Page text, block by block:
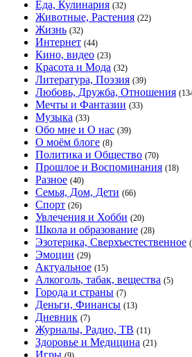
Еда, Кулинария (32)
Животные, Растения (22)
Жизнь (32)
Интернет (44)
Кино, видео (23)
Красота и Мода (32)
Литература, Поэзия (39)
Любовь, Дружба, Отношения
Мечты и Фантазии (33)
Музыка (33)
Обо мне и О нас (39)
О моём блоге (8)
Политика и Общество (70)
Прошлое и Воспоминания (18)
Разное (40)
Семья, Дом, Дети (66)
Спорт (26)
Увлечения и Хобби (20)
Школа и образование (28)
Эзотерика, Сверхъестественное
Эмоции (29)
Актуальное (15)
Алкоголь, табак, вещества (5)
Города и страны (7)
Деньги, Финансы (13)
Дневник (7)
Журналы, Радио, ТВ (11)
Здоровье и Медицина (21)
Игры